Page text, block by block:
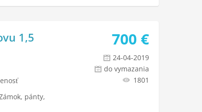
1,5
pánty,
700 €
24-04-2019
do vymazania
1801